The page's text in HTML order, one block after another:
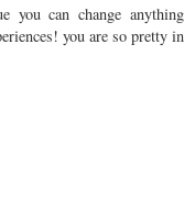
you can change anything
you are so pretty in